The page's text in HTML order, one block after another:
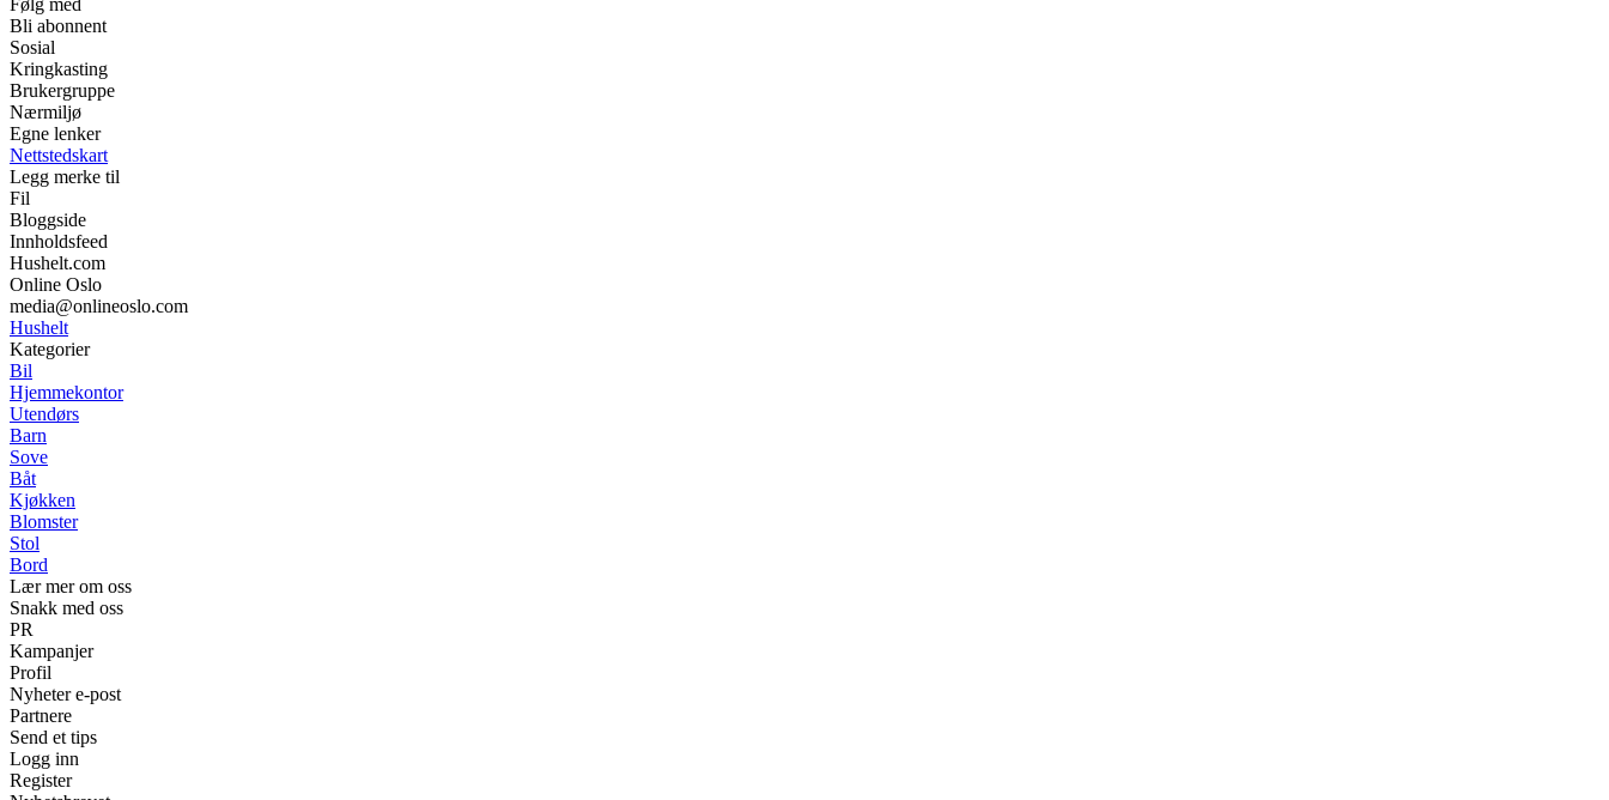
Følg med
Bli abonnent
Sosial
Kringkasting
Brukergruppe
Nærmiljø
Egne lenker
Nettstedskart
Legg merke til
Fil
Bloggside
Innholdsfeed
Hushelt.com
Online Oslo
media@onlineoslo.com
Hushelt
Kategorier
Bil
Hjemmekontor
Utendørs
Barn
Sove
Båt
Kjøkken
Blomster
Stol
Bord
Lær mer om oss
Snakk med oss
PR
Kampanjer
Profil
Nyheter e-post
Partnere
Send et tips
Logg inn
Register